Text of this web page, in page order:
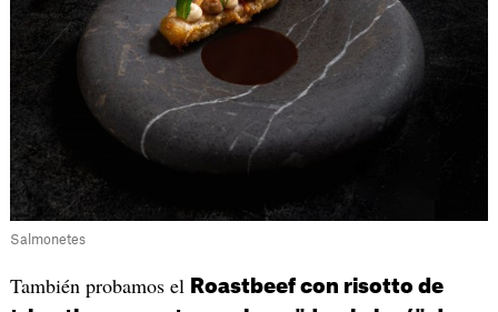
Salmonetes
También probamos el Roastbeef con risotto de